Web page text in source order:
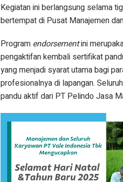
Kegiatan ini berlangsung selama
bertempat di Pusat Manajemen
Program endorsementini
pengaktifan kembali sertifikat
yang menjadi syarat utama bagi
profesionalnya di lapangan.
pandu aktif dari PT Pelindo Jasa